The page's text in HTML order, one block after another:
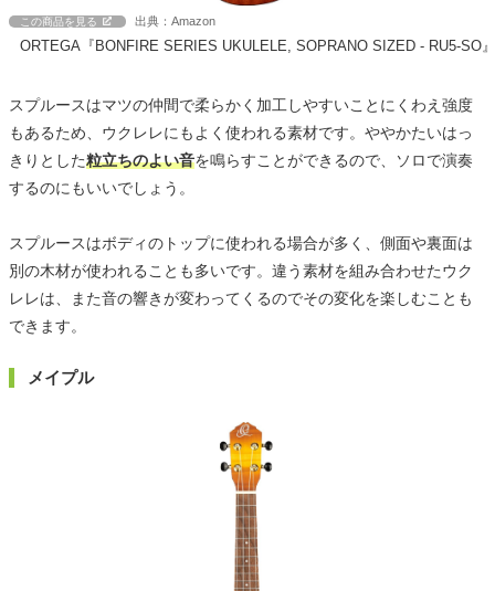
この商品を見る 出典：Amazon
ORTEGA『BONFIRE SERIES UKULELE, SOPRANO SIZED - RU5-SO』
スプルースはマツの仲間で柔らかく加工しやすいことにくわえ強度
もあるため、ウクレレにもよく使われる素材です。ややかたいはっ
きりとした粒立ちのよい音を鳴らすことができるので、ソロで演奏
するのにもいいでしょう。
スプルースはボディのトップに使われる場合が多く、側面や裏面は
別の木材が使われることも多いです。違う素材を組み合わせたウク
レレは、また音の響きが変わってくるのでその変化を楽しむことも
できます。
メイプル